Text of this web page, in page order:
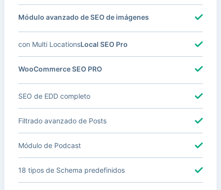
Módulo avanzado de SEO de imágenes
Local SEO Pro
con Multi Locations
WooCommerce SEO PRO
SEO de EDD completo
Filtrado avanzado de Posts
Módulo de Podcast
18 tipos de Schema predefinidos